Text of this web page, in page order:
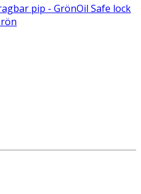
pip - GrönOil Safe lock